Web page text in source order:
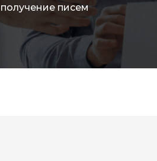
писем